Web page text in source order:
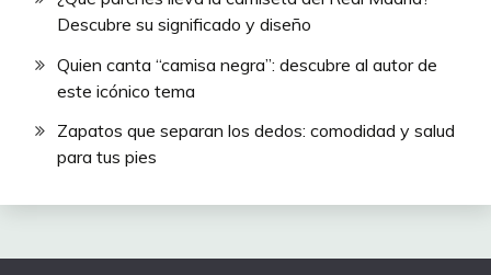
Descubre su significado y diseño
Quien canta “camisa negra”: descubre al autor de
este icónico tema
Zapatos que separan los dedos: comodidad y salud
para tus pies